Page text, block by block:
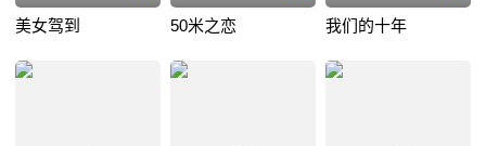
美女驾到 50米之恋 我们的十年